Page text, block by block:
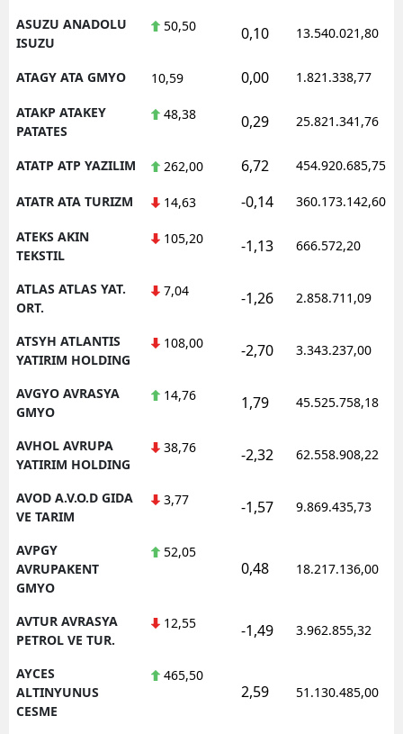
ASUZU ANADOLU
ISUZU
50,50 0,10 13.540.021,80
ATAGY ATA GMYO 10,59 0,00 1.821.338,77
ATAKP ATAKEY
PATATES
48,38 0,29 25.821.341,76
ATATP ATP YAZILIM 262,00 6,72 454.920.685,75
ATATR ATA TURIZM 14,63 -0,14 360.173.142,60
ATEKS AKIN
TEKSTIL
105,20 -1,13 666.572,20
ATLAS ATLAS YAT.
ORT.
7,04 -1,26 2.858.711,09
ATSYH ATLANTIS
YATIRIM HOLDING
108,00 -2,70 3.343.237,00
AVGYO AVRASYA
GMYO
14,76 1,79 45.525.758,18
AVHOL AVRUPA
YATIRIM HOLDING
38,76 -2,32 62.558.908,22
AVOD A.V.O.D GIDA
VE TARIM
3,77 -1,57 9.869.435,73
AVPGY
AVRUPAKENT
GMYO
52,05
0,48 18.217.136,00
AVTUR AVRASYA
PETROL VE TUR.
12,55 -1,49 3.962.855,32
AYCES
ALTINYUNUS
CESME
465,50
2,59 51.130.485,00